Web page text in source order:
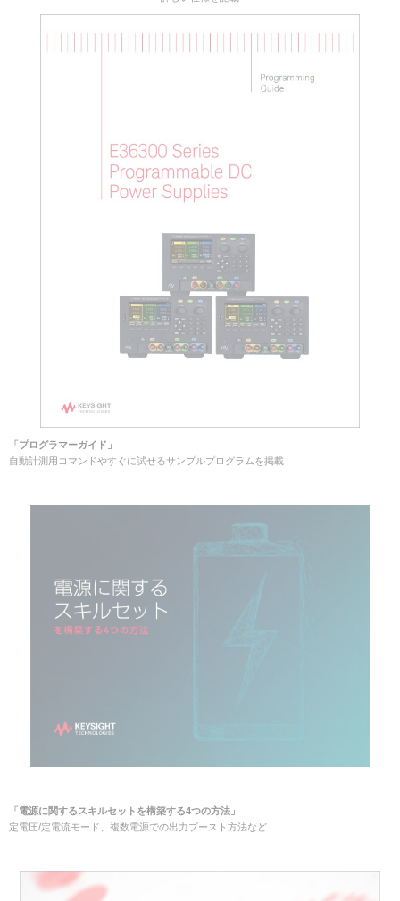
「プログラマーガイド」
自動計測用コマンドやすぐに試せるサンプルプログラムを掲載
「電源に関するスキルセットを構築する4つの方法」
定電圧/定電流モード、複数電源での出力ブースト方法など